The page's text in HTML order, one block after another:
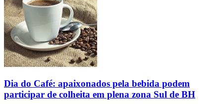
Dia do Café: apaixonados pela bebida podem
participar de colheita em plena zona Sul de BH